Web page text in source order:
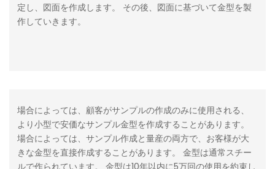
定し、図面を作成します。 その後、図面に基づいて金型を製
作していきます。
場合によっては、顧客がサンプルの作成のみに使用される、
より小型で安価なサンプル金型を作成することがあります。
場合によっては、サンプル作成と量産の両方で、お客様が大
きな金型を直接作成することがあります。金型は通常スチー